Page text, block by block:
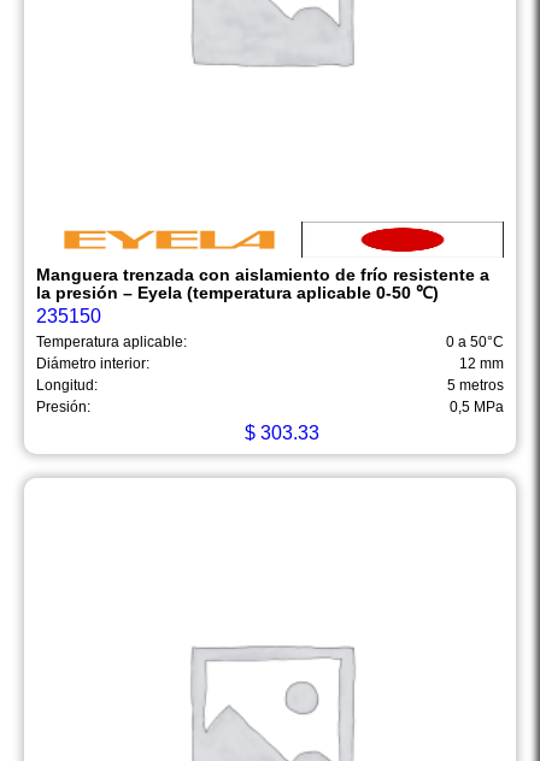
Manguera trenzada con aislamiento de frío resistente a
la presión – Eyela (temperatura aplicable 0-50 ℃)
235150
Temperatura aplicable:
0 a 50°C
Diámetro interior:
12 mm
Longitud:
5 metros
Presión:
0,5 MPa
$ 303.33